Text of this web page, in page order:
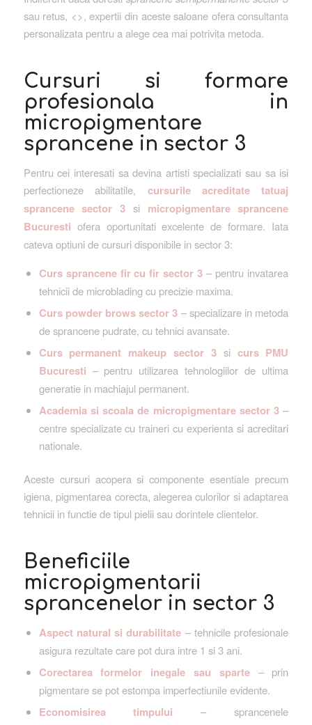
sau retus, <>, expertii din aceste saloane ofera consultanta
personalizata pentru a alege cea mai potrivita metoda.
Cursuri si formare
profesionala in
micropigmentare
sprancene in sector 3
Pentru cei interesati sa devina artisti specializati sau sa isi
perfectioneze abilitatile, cursurile acreditate tatuaj
sprancene sector 3 si micropigmentare sprancene
Bucuresti ofera oportunitati excelente de formare. Iata
cateva optiuni de cursuri disponibile in sector 3:
Curs sprancene fir cu fir sector 3 – pentru invatarea
tehnicii de microblading cu precizie maxima.
Curs powder brows sector 3 – specializare in metoda
de sprancene pudrate, cu tehnici avansate.
Curs permanent makeup sector 3si curs PMU
Bucuresti – pentru utilizarea tehnologiilor de ultima
generatie in machiajul permanent.
Academia si scoala de micropigmentare sector 3 –
centre specializate cu traineri cu experienta si acreditari
nationale.
Aceste cursuri acopera si componente esentiale precum
igiena, pigmentarea corecta, alegerea culorilor si adaptarea
tehnicii in functie de tipul pielii sau dorintele clientelor.
Beneficiile
micropigmentarii
sprancenelor in sector 3
Aspect natural si durabilitate – tehnicile profesionale
asigura rezultate care pot dura intre 1 si 3 ani.
Corectarea formelor inegale sau sparte– prin
pigmentare se pot estompa imperfectiunile evidente.
Economisirea timpului – sprancenele